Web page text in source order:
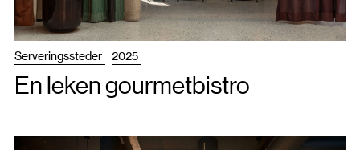
Serveringssteder 2025
En leken gourmetbistro